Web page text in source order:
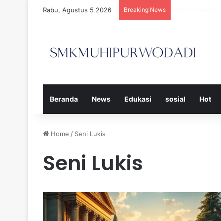
Rabu, Agustus 5 2026 Breaking News
Beranda News Edukasi sosial Hot
Home / Seni Lukis
Seni Lukis